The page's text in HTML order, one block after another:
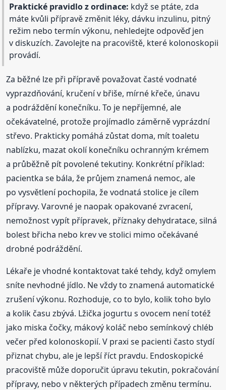
Praktické pravidlo z ordinace: když se ptáte, zda
máte kvůli přípravě změnit léky, dávku inzulinu, pitný
režim nebo termín výkonu, nehledejte odpověď jen
v diskuzích. Zavolejte na pracoviště, které kolonoskopii
provádí.
Za běžné lze při přípravě považovat časté vodnaté
vyprazdňování, kručení v břiše, mírné křeče, únavu
a podráždění konečníku. To je nepříjemné, ale
očekávatelné, protože projímadlo záměrně vyprázdní
střevo. Prakticky pomáhá zůstat doma, mít toaletu
nablízku, mazat okolí konečníku ochranným krémem
a průběžně pít povolené tekutiny. Konkrétní příklad:
pacientka se bála, že průjem znamená nemoc, ale
po vysvětlení pochopila, že vodnatá stolice je cílem
přípravy. Varovné je naopak opakované zvracení,
nemožnost vypít přípravek, příznaky dehydratace, silná
bolest břicha nebo krev ve stolici mimo očekávané
drobné podráždění.
Lékaře je vhodné kontaktovat také tehdy, když omylem
sníte nevhodné jídlo. Ne vždy to znamená automatické
zrušení výkonu. Rozhoduje, co to bylo, kolik toho bylo
a kolik času zbývá. Lžička jogurtu s ovocem není totéž
jako miska čočky, mákový koláč nebo semínkový chléb
večer před kolonoskopií. V praxi se pacienti často stydí
přiznat chybu, ale je lepší říct pravdu. Endoskopické
pracoviště může doporučit úpravu tekutin, pokračování
přípravy, nebo v některých případech změnu termínu.